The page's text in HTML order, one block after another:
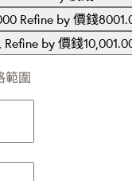
Refine by 價錢
Refine by 價錢
範圍